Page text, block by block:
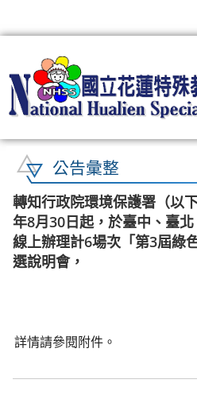
公告彙整
轉知行政院環境保護署（以
年8月30日起，於臺中、臺
線上辦理計6場次「第3屆綠
選說明會，
詳情請參閱附件。